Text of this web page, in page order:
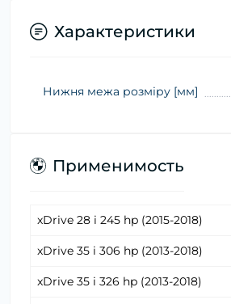
Характеристики
Нижня межа розміру [мм]
Применимость
xDrive 28 i 245 hp (2015-2018)
xDrive 35 i 306 hp (2013-2018)
xDrive 35 i 326 hp (2013-2018)